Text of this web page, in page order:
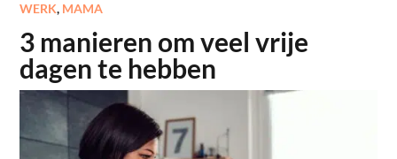
WERK, MAMA
3 manieren om veel vrije
dagen te hebben